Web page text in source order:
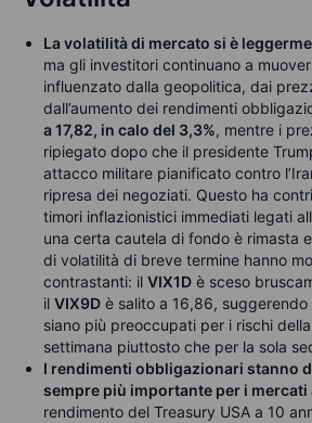
La volatilità di mercato si è
ma gli investitori continuano a
influenzato dalla geopolitica, dai
dall’aumento dei rendimenti
a 17,82, in calo del 3,3%, mentre i
ripiegato dopo che il presidente
attacco militare pianificato contro
ripresa dei negoziati. Questo ha
timori inflazionistici immediati legati
una certa cautela di fondo è rimasta
di volatilità di breve termine hanno
contrastanti: il VIX1D è sceso
il VIX9D è salito a 16,86,
siano più preoccupati per i rischi
settimana piuttosto che per la sola
I rendimenti obbligazionari stanno
sempre più importante per i mercati
rendimento del Treasury USA a 10